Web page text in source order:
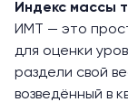
Индекс массы
ИМТ — это
для оценки
раздели свой
возведённый в